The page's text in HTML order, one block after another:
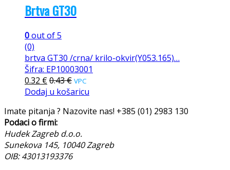
Brtva GT30
0out of 5
(0)
brtva GT30 /crna/ krilo-okvir(Y053.165)…
Šifra: EP10003001
0.32 €0.43€ VPC
Dodaj u košaricu
Imate pitanja ? Nazovite nas! +385 (01) 2983 130
Podaci o firmi:
Hudek Zagreb d.o.o.
Sunekova 145, 10040 Zagreb
OIB: 43013193376